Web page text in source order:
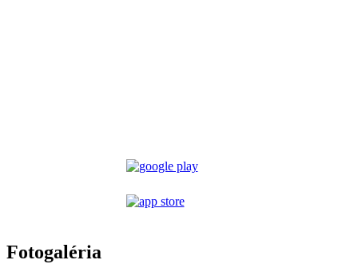
Fotogaléria